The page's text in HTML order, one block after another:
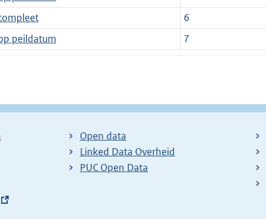
6
peildatum
7
Open data
Linked Data Overheid
PUC Open Data